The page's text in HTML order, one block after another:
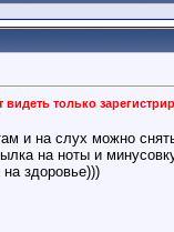
видеть только
и на слух можно
на ноты и
на здоровье)))